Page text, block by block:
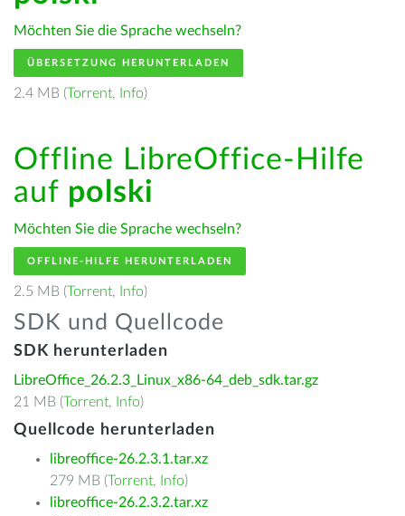
Möchten Sie die Sprache wechseln?
ÜBERSETZUNG HERUNTERLADEN
2.4 MB (Torrent, Info)
Offline LibreOffice-Hilfe
auf polski
Möchten Sie die Sprache wechseln?
OFFLINE-HILFE HERUNTERLADEN
2.5 MB (Torrent, Info)
SDK und Quellcode
SDK herunterladen
LibreOffice_26.2.3_Linux_x86-64_deb_sdk.tar.gz
21 MB (Torrent, Info)
Quellcode herunterladen
libreoffice-26.2.3.1.tar.xz
279 MB (Torrent, Info)
libreoffice-26.2.3.2.tar.xz